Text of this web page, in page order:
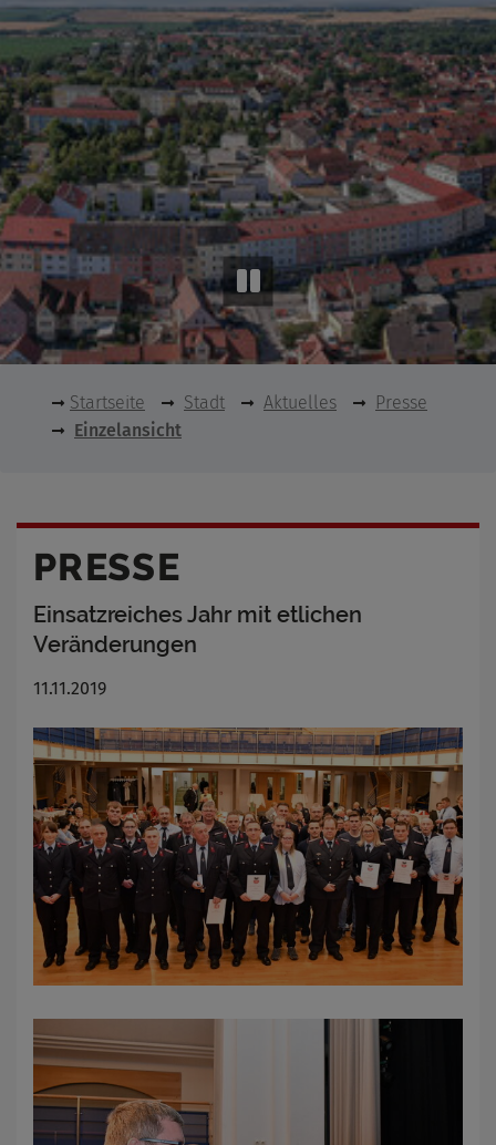
Startseite Stadt Aktuelles
Presse
Einzelansicht
PRESSE
Einsatzreiches Jahr mit etlichen
Veränderungen
11.11.2019